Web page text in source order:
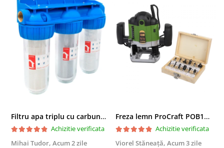
Filtru apa triplu cu carbune/bumbac/sita 3x3/4"*10
Achizitie verificata
Mihai Tudor, Acum 2 zile
Freza lemn ProCraft POB1700, 1200 W, 2600 Rpm cu 12 freze pentru lemn incluse in pachet
Achizitie verificata
Viorel Stăneață, Acum 3 zile